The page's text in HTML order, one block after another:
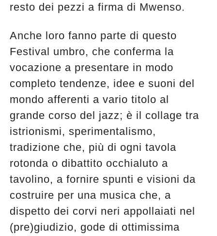
resto dei pezzi a firma di Mwenso.
Anche loro fanno parte di questo
Festival umbro, che conferma la
vocazione a presentare in modo
completo tendenze, idee e suoni del
mondo afferenti a vario titolo al
grande corso del jazz; è il collage tra
istrionismi, sperimentalismo,
tradizione che, più di ogni tavola
rotonda o dibattito occhialuto a
tavolino, a fornire spunti e visioni da
costruire per una musica che, a
dispetto dei corvi neri appollaiati nel
(pre)giudizio, gode di ottimissima